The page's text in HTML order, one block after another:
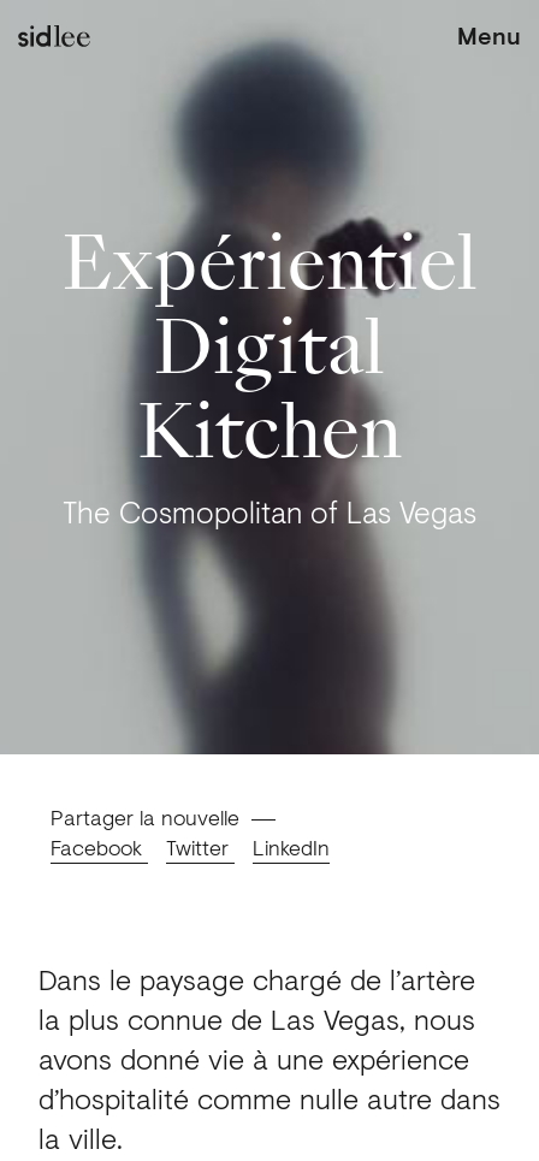
Menu
Expérientiel
Digital
Kitchen
The Cosmopolitan of Las Vegas
Partager la nouvelle
Facebook
Twitter LinkedIn
Dans le paysage chargé de l’artère
la plus connue de Las Vegas, nous
avons donné vie à une expérience
d’hospitalité comme nulle autre dans
la ville.